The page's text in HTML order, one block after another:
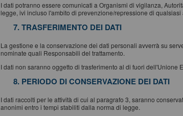
I dati potranno essere comunicati a Organismi di vigilanza,
legge, ivi incluso l'ambito di prevenzione/repressione di
7. TRASFERIMENTO DEI DATI
La gestione e la conservazione dei dati personali avverrà su
nominate quali Responsabili del trattamento.
I dati non saranno oggetto di trasferimento al di fuori dell'Unione
8. PERIODO DI CONSERVAZIONE DEI DATI
I dati raccolti per le attività di cui al paragrafo 3, saranno
anonimi entro i tempi stabiliti dalla norma di legge.